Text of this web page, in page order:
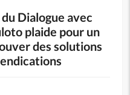
Dialogue avec
plaide pour un
des solutions